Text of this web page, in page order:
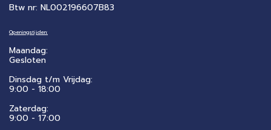
Btw nr: NL002196607B83
Openingstijden:
Maandag:
Gesloten
Dinsdag t/m Vrijdag:
9:00 - 18:00
Zaterdag:
​9:00 - 17:00